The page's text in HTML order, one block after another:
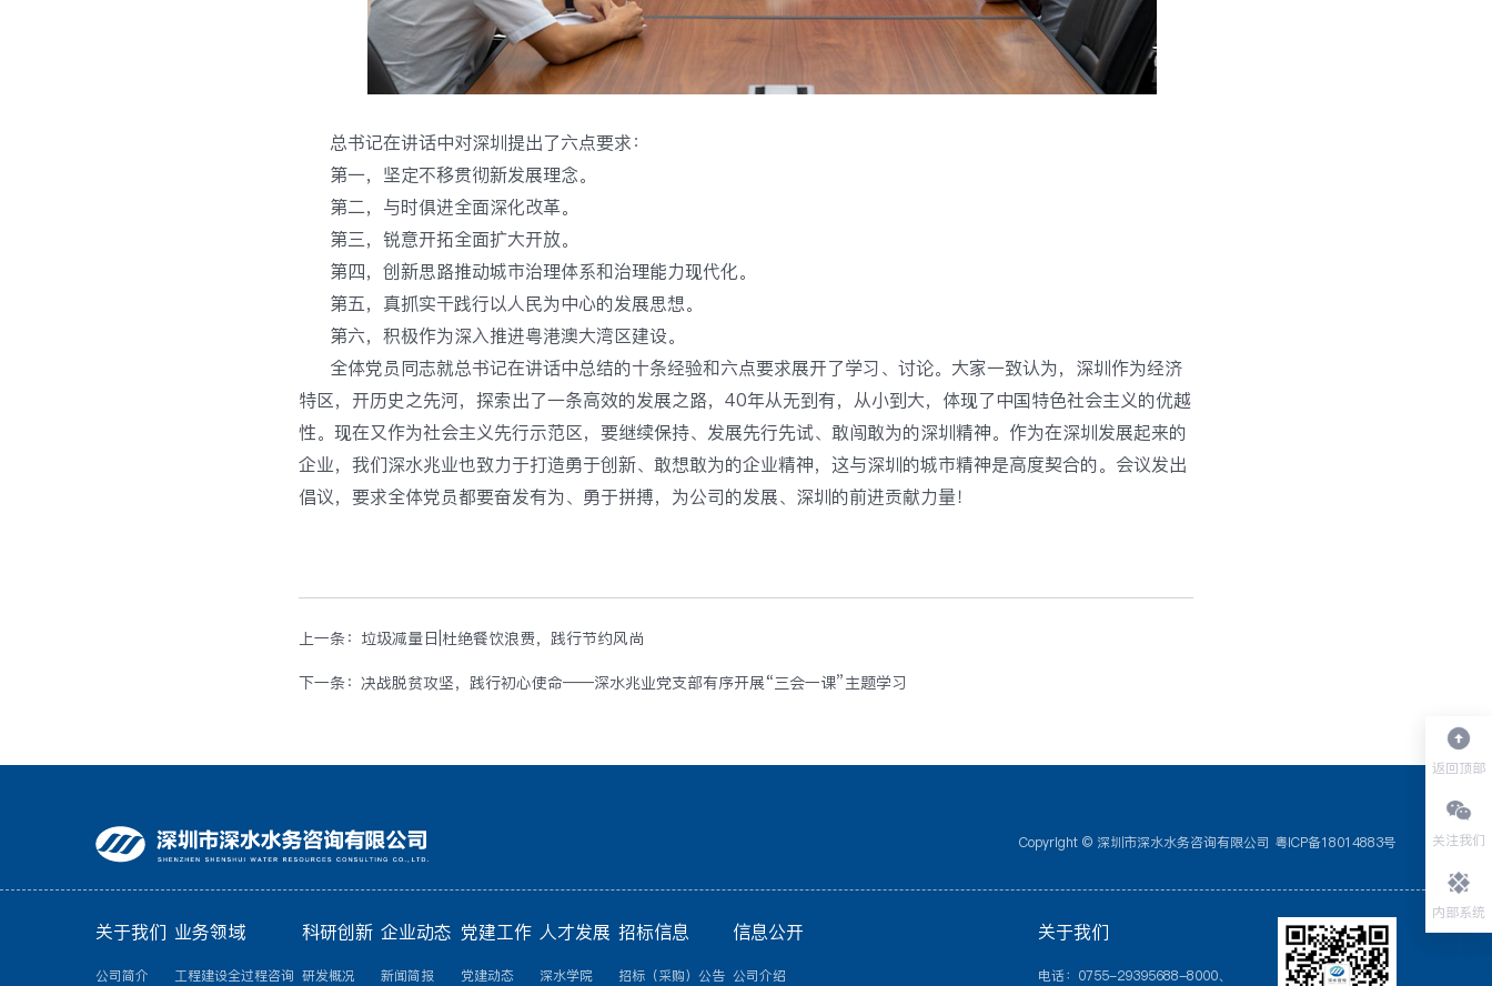
总书记在讲话中对深圳提出了六点要求：
第一，坚定不移贯彻新发展理念。
第二，与时俱进全面深化改革。
第三，锐意开拓全面扩大开放。
第四，创新思路推动城市治理体系和治理能力现代化。
第五，真抓实干践行以人民为中心的发展思想。
第六，积极作为深入推进粤港澳大湾区建设。
全体党员同志就总书记在讲话中总结的十条经验和六点要求展开了学习、讨论。大家一致认为，深圳作为经济
特区，开历史之先河，探索出了一条高效的发展之路，40年从无到有，从小到大，体现了中国特色社会主义的优越
性。现在又作为社会主义先行示范区，要继续保持、发展先行先试、敢闯敢为的深圳精神。作为在深圳发展起来的
企业，我们深水兆业也致力于打造勇于创新、敢想敢为的企业精神，这与深圳的城市精神是高度契合的。会议发出
倡议，要求全体党员都要奋发有为、勇于拼搏，为公司的发展、深圳的前进贡献力量！
上一条：垃圾减量日|杜绝餐饮浪费，践行节约风尚
下一条：决战脱贫攻坚，践行初心使命——深水兆业党支部有序开展“三会一课”主题学习
Copyright © 深圳市深水水务咨询有限公司 粤ICP备18014883号
关于我们
公司简介
业务领域
工程建设全过程咨询
科研创新
研发概况
企业动态
新闻简报
党建工作
党建动态
人才发展
深水学院
招标信息
招标（采购）公告
信息公开
公司介绍
关于我们
电话：0755-29395688-8000、
返回顶部
关注我们
内部系统